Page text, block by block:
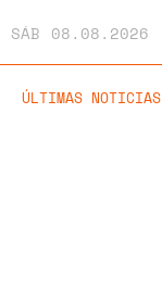
SÁB 08.08.2026
ÚLTIMAS NOTICIAS